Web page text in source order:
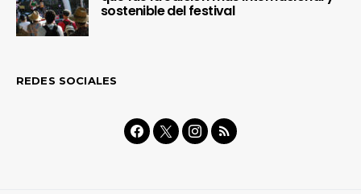
sostenible del festival
REDES SOCIALES